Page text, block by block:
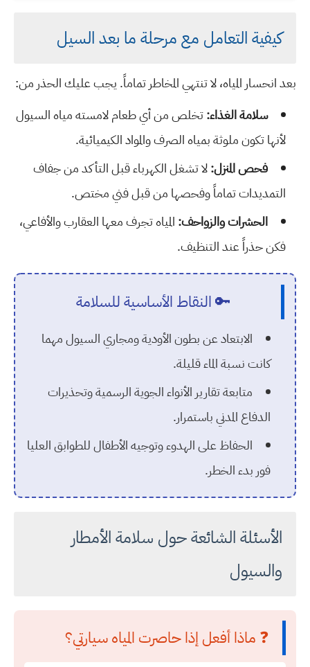
كيفية التعامل مع مرحلة ما بعد السيل
بعد انحسار المياه، لا تنتهي المخاطر تماماً. يجب عليك الحذر من:
سلامة الغذاء:تخلص من أي طعام لامسته مياه السيول
لأنها تكون ملوثة بمياه الصرف والمواد الكيميائية.
فحص المنزل:لا تشغل الكهرباء قبل التأكد من جفاف
التمديدات تماماً وفحصها من قبل فني مختص.
الحشرات والزواحف: المياه تجرف معها العقارب والأفاعي،
فكن حذراً عند التنظيف.
🔑 النقاط الأساسية للسلامة
الابتعاد عن بطون الأودية ومجاري السيول مهما
كانت نسبة الماء قليلة.
متابعة تقارير الأنواء الجوية الرسمية وتحذيرات
الدفاع المدني باستمرار.
الحفاظ على الهدوء وتوجيه الأطفال للطوابق العليا
فور بدء الخطر.
الأسئلة الشائعة حول سلامة الأمطار
والسيول
❓ ماذا أفعل إذا حاصرت المياه سيارتي؟